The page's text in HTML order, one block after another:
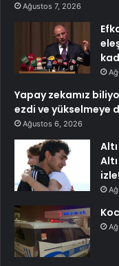
Ağustos 7, 2026
Yapay zekamız
ezdi ve yükselmeye
Ağustos 6, 2026
izle!